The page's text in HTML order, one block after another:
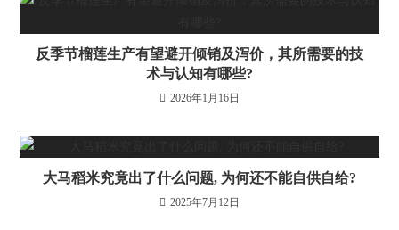
反季节榴莲生产有望避开倾销及泻价，其所需要的技
术与认知有哪些?
2026年1月16日
大马稻米究竟出了什么问题, 为何还不能自供自给?
2025年7月12日